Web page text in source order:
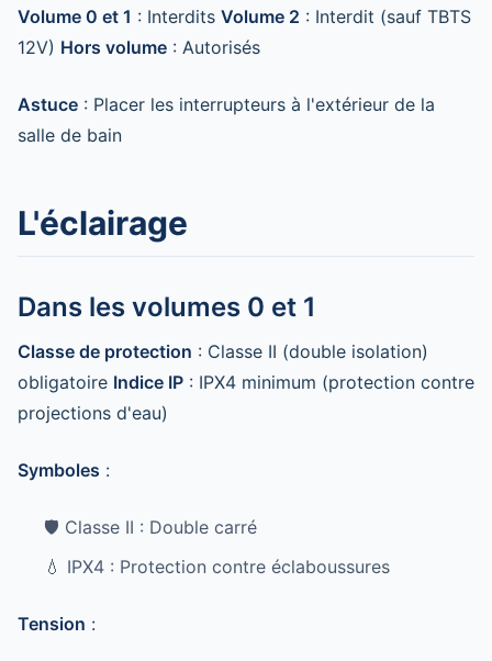
Volume 0 et 1 : Interdits Volume 2 : Interdit (sauf TBTS
12V) Hors volume : Autorisés
Astuce : Placer les interrupteurs à l'extérieur de la
salle de bain
L'éclairage
Dans les volumes 0 et 1
Classe de protection : Classe II (double isolation)
obligatoire Indice IP : IPX4 minimum (protection contre
projections d'eau)
Symboles :
🛡️ Classe II : Double carré
💧 IPX4 : Protection contre éclaboussures
Tension :